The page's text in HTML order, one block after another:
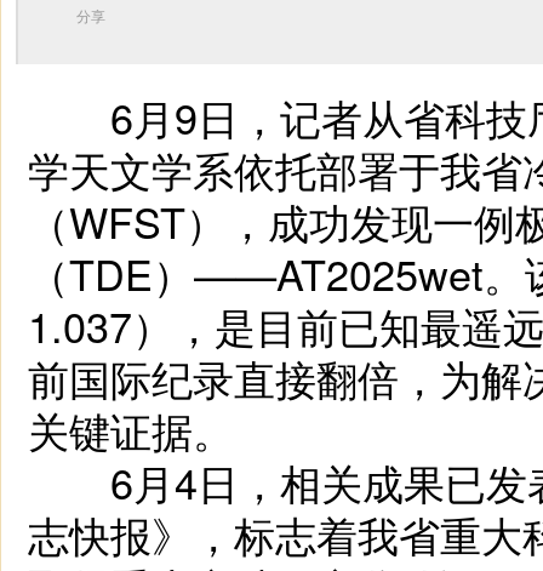
分享
6月9日，记者从省科技
学天文学系依托部署于我
（WFST），成功发现一
（TDE）——AT2025wet。
1.037），是目前已知最遥
前国际纪录直接翻倍，为解
关键证据。
6月4日，相关成果已发
志快报》，标志着我省重